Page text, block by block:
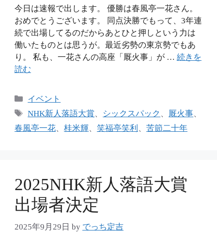
今日は速報で出します。 優勝は春風亭一花さん。
おめでとうございます。 同点決勝でもって、3年連
続で出場してるのだからあとひと押しという力は
働いたものとは思うが。最近劣勢の東京勢でもあ
り。 私も、一花さんの高座「厩火事」が … 続きを
読む
カ
テ
ゴ
リ
イベント
タ
グ
NHK新人落語大賞、 シックスパック 、 厩火事、
春風亭一花、 桂米輝、 笑福亭笑利 、 苦節二十年
2025NHK新人落語大賞
出場者決定
2025年9月29日 by でっち定吉